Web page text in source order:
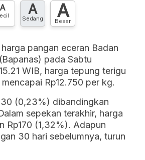
A A
Sedang A
Besar
pangan eceran Badan
pada Sabtu
WIB, harga tepung terigu
Rp12.750 per kg.
(0,23%) dibandingkan
sepekan terakhir, harga
Rp170 (1,32%). Adapun
30 hari sebelumnya, turun